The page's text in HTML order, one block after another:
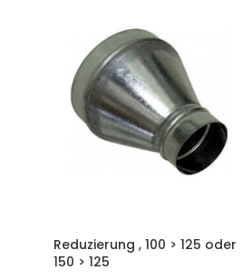
Reduzierung , 100 > 125 oder
150 > 125